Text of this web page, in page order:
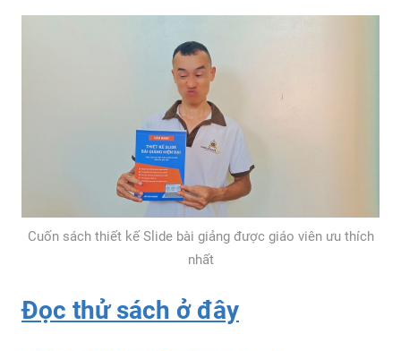
Cuốn sách thiết kế Slide bài giảng được giáo viên ưu thích
nhất
Đọc thử sách ở đây